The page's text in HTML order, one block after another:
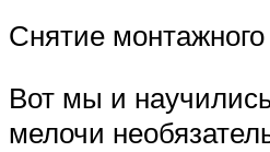
Снятие
Вот мы и
мелочи